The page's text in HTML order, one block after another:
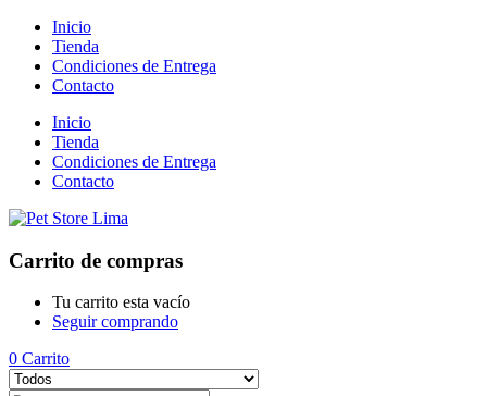
Inicio
Tienda
Condiciones de Entrega
Contacto
Inicio
Tienda
Condiciones de Entrega
Contacto
Carrito de compras
Tu carrito esta vacío
Seguir comprando
0 Carrito